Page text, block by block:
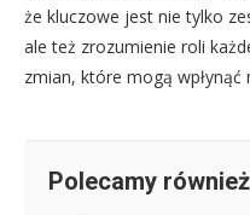
że kluczowe jest nie tylko
ale też zrozumienie roli
zmian, które mogą wpłynąć
Polecamy